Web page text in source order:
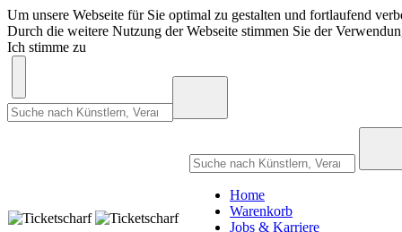
Um unsere Webseite für Sie optimal zu gestalten und fortlaufend
Durch die weitere Nutzung der Webseite stimmen Sie der
Ich stimme zu
Home
Warenkorb
Jobs & Karriere